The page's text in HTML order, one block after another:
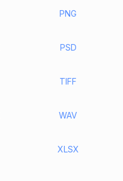
PNG
PSD
TIFF
WAV
XLSX